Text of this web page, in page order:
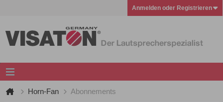
Anmelden oder Registrieren
Horn-Fan Abonnements